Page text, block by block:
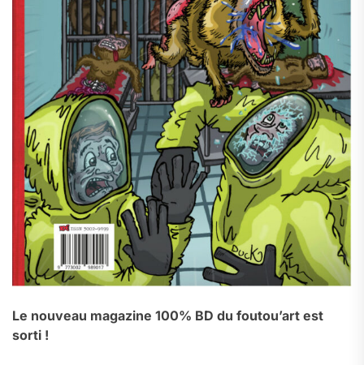
Le nouveau magazine 100% BD du foutou’art est
sorti !